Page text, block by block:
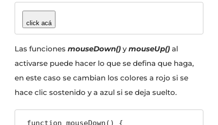
click acá
Las funciones mouseDown() ymouseUp() al
activarse puede hacer lo que se defina que haga,
en este caso se cambian los colores a rojo si se
hace clic sostenido y a azul si se deja suelto.